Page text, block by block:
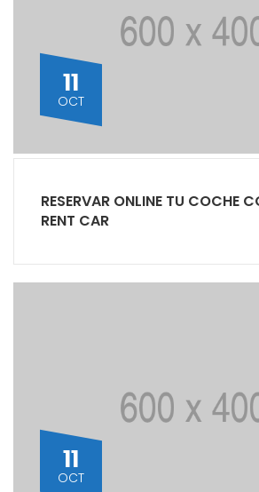
11
OCT
RESERVAR ONLINE TU COCHE
RENT CAR
11
OCT